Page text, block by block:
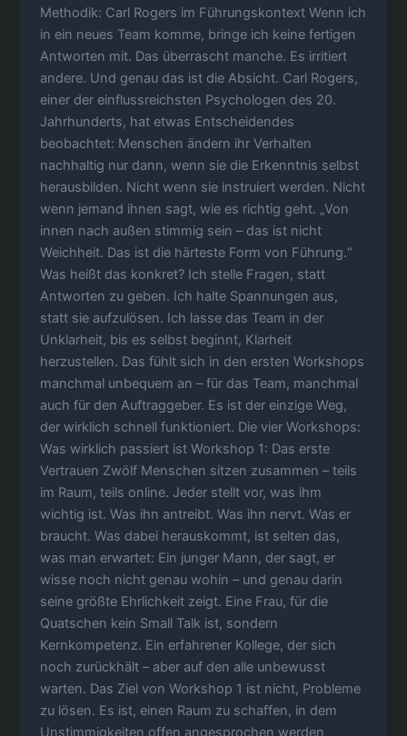
Methodik: Carl Rogers im Führungskontext Wenn ich
in ein neues Team komme, bringe ich keine fertigen
Antworten mit. Das überrascht manche. Es irritiert
andere. Und genau das ist die Absicht. Carl Rogers,
einer der einflussreichsten Psychologen des 20.
Jahrhunderts, hat etwas Entscheidendes
beobachtet: Menschen ändern ihr Verhalten
nachhaltig nur dann, wenn sie die Erkenntnis selbst
herausbilden. Nicht wenn sie instruiert werden. Nicht
wenn jemand ihnen sagt, wie es richtig geht. „Von
innen nach außen stimmig sein – das ist nicht
Weichheit. Das ist die härteste Form von Führung.“
Was heißt das konkret? Ich stelle Fragen, statt
Antworten zu geben. Ich halte Spannungen aus,
statt sie aufzulösen. Ich lasse das Team in der
Unklarheit, bis es selbst beginnt, Klarheit
herzustellen. Das fühlt sich in den ersten Workshops
manchmal unbequem an – für das Team, manchmal
auch für den Auftraggeber. Es ist der einzige Weg,
der wirklich schnell funktioniert. Die vier Workshops:
Was wirklich passiert ist Workshop 1: Das erste
Vertrauen Zwölf Menschen sitzen zusammen – teils
im Raum, teils online. Jeder stellt vor, was ihm
wichtig ist. Was ihn antreibt. Was ihn nervt. Was er
braucht. Was dabei herauskommt, ist selten das,
was man erwartet: Ein junger Mann, der sagt, er
wisse noch nicht genau wohin – und genau darin
seine größte Ehrlichkeit zeigt. Eine Frau, für die
Quatschen kein Small Talk ist, sondern
Kernkompetenz. Ein erfahrener Kollege, der sich
noch zurückhält – aber auf den alle unbewusst
warten. Das Ziel von Workshop 1 ist nicht, Probleme
zu lösen. Es ist, einen Raum zu schaffen, in dem
Unstimmigkeiten offen angesprochen werden